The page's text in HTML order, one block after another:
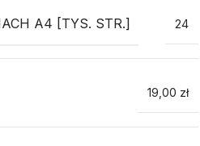
A4 [TYS. STR.] 24
19,00 zł